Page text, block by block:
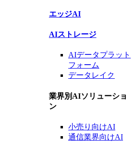
エッジAI
AIストレージ
AIデータプラット
フォーム
データレイク
業界別AIソリューショ
ン
小売り向けAI
通信業界向けAI